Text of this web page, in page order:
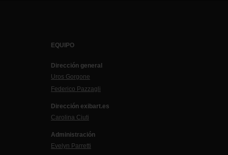
EQUIPO
Dirección general
Uros Gorgone
Federico Pazzagli
Dirección exibart.es
Carolina Ciuti
Administración
Evelyn Parretti